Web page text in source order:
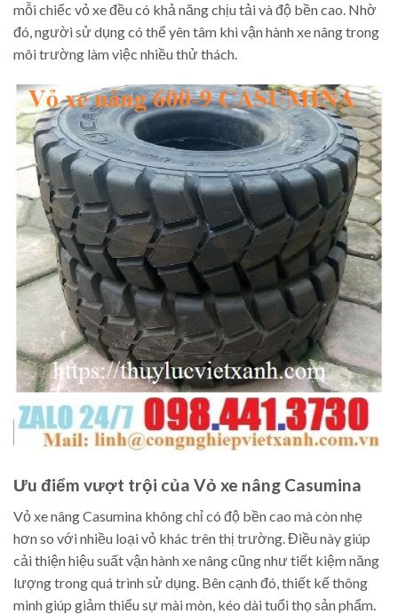
mỗi chiếc vỏ xe đều có khả năng chịu tải và độ bền cao. Nhờ
đó, người sử dụng có thể yên tâm khi vận hành xe nâng trong
môi trường làm việc nhiều thử thách.
Ưu điểm vượt trội của Vỏ xe nâng Casumina
Vỏ xe nâng Casumina không chỉ có độ bền cao mà còn nhẹ
hơn so với nhiều loại vỏ khác trên thị trường. Điều này giúp
cải thiện hiệu suất vận hành xe nâng cũng như tiết kiệm năng
lượng trong quá trình sử dụng. Bên cạnh đó, thiết kế thông
minh giúp giảm thiểu sự mài mòn, kéo dài tuổi thọ sản phẩm.